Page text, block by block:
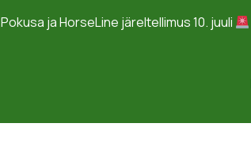
Pokusa ja HorseLine järeltellimus 10. juuli